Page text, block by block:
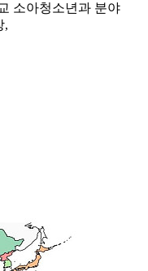
소아청소년과 분야
,